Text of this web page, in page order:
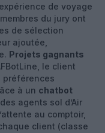
de voyage
membres du jury ont
de sélection
ajoutée,
Projets gagnants
le client
préférences
à un chatbot
agents sol d’Air
au comptoir,
client (classe